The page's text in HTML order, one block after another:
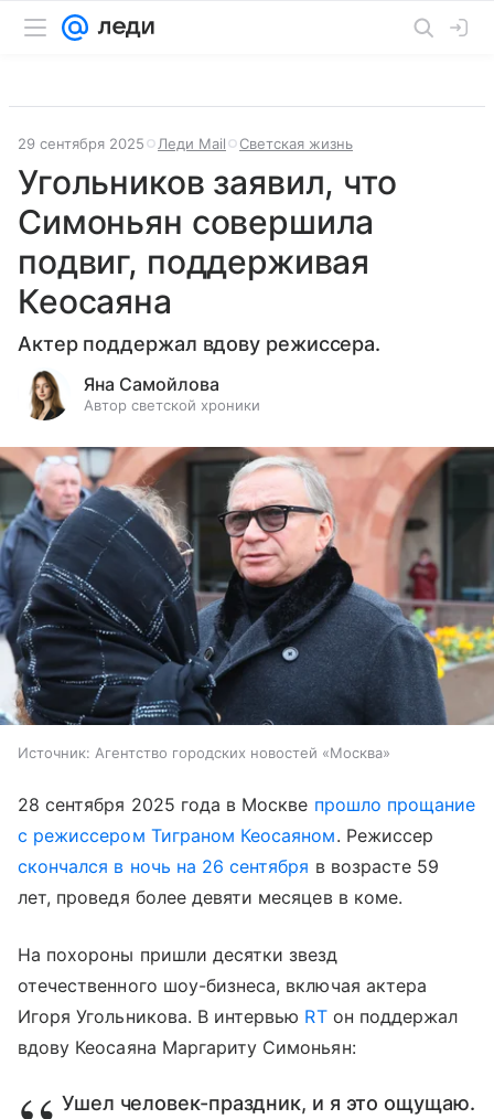
29 сентября 2025 Леди Mail Светская жизнь
Угольников заявил, что
Симоньян совершила
подвиг, поддерживая
Кеосаяна
Актер поддержал вдову режиссера.
Яна Самойлова
Автор светской хроники
Источник: Агентство городских новостей «Москва»
28 сентября 2025 года в Москве прошло прощание
с режиссером Тиграном Кеосаяном. Режиссер
скончался в ночь на 26 сентября в возрасте 59
лет, проведя более девяти месяцев в коме.
На похороны пришли десятки звезд
отечественного шоу-бизнеса, включая актера
Игоря Угольникова. В интервью RTон поддержал
вдову Кеосаяна Маргариту Симоньян:
Ушел человек-праздник, и я это ощущаю.